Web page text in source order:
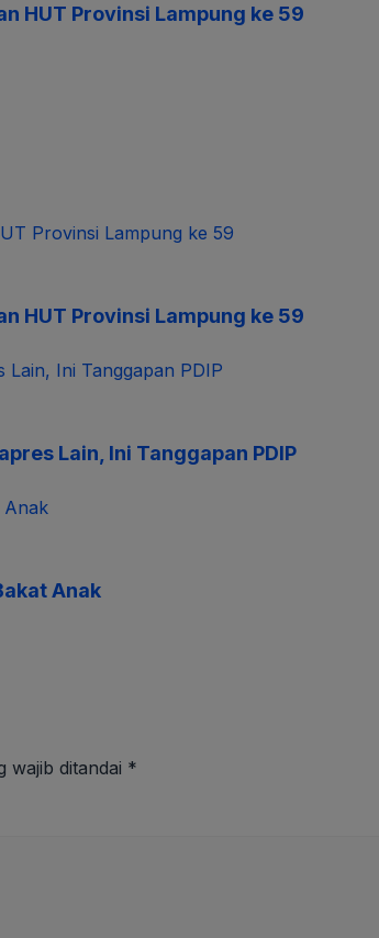
HUT Provinsi Lampung ke 59
HUT Provinsi Lampung ke 59
Lain, Ini Tanggapan PDIP
Anak
wajib ditandai *